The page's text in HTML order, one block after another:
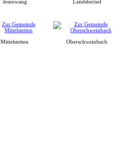
Jesenwang Landsberied
Mittelstetten Oberschweinbach